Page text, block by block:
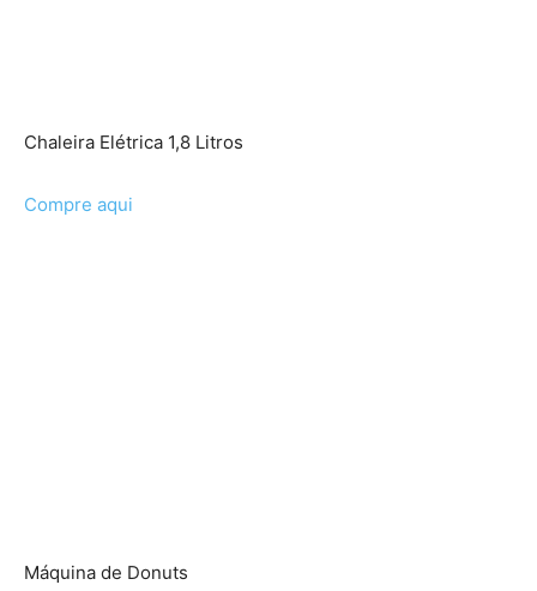
Chaleira Elétrica 1,8 Litros
Compre aqui
Máquina de Donuts